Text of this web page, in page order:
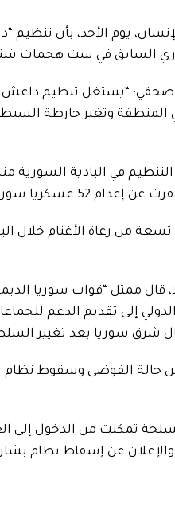
السابق في ست هجمات
“يستغل تنظيم داعش
المنطقة وتغير خارطة
في البادية السورية
سوريا و18 مدنيا”.
تسعة من رعاة الأغنام
ممثل “قوات سوريا
الدولي إلى تقديم الدعم
شرق سوريا بعد تغيير
حالة الفوضى وسقوط نظام
عن إسقاط نظام